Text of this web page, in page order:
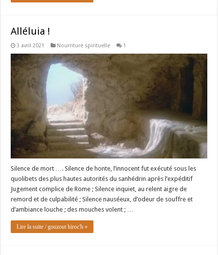
Alléluia !
3 avril 2021 Nourriture spirituelle 1
Silence de mort …. Silence de honte, l’innocent fut exécuté sous les
quolibets des plus hautes autorités du sanhédrin après l’expéditif
Jugement complice de Rome ; Silence inquiet, au relent aigre de
remord et de culpabilité ; Silence nauséeux, d’odeur de souffre et
d’ambiance louche ; des mouches volent ; …
Lire la suite / gouzout hiroc'h »